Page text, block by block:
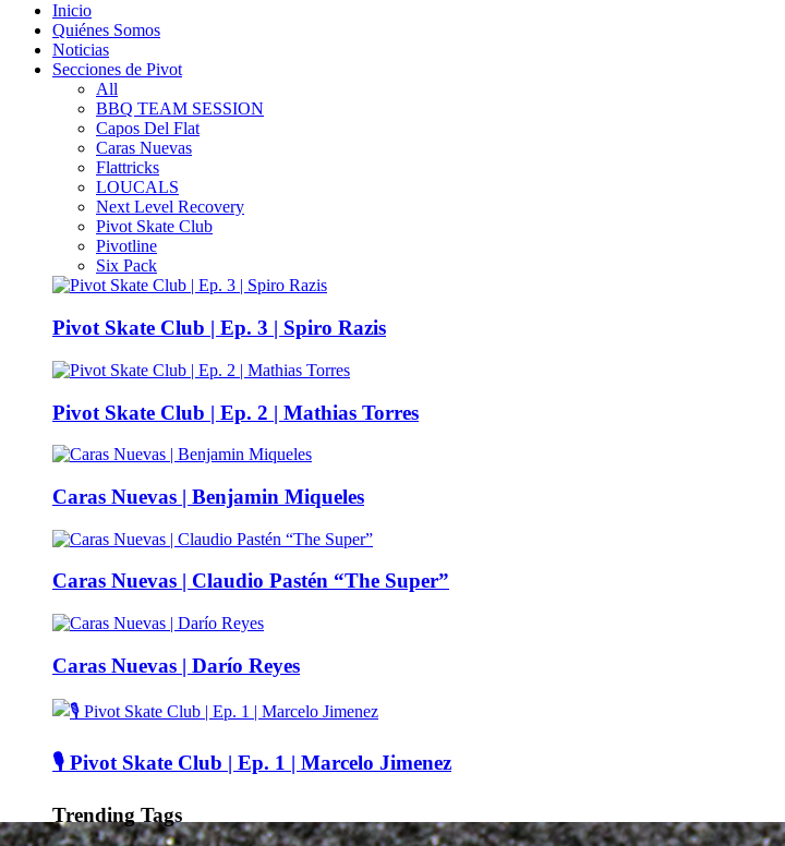
Inicio
Quiénes Somos
Noticias
Secciones de Pivot
All
BBQ TEAM SESSION
Capos Del Flat
Caras Nuevas
Flattricks
LOUCALS
Next Level Recovery
Pivot Skate Club
Pivotline
Six Pack
Pivot Skate Club | Ep. 3 | Spiro Razis
Pivot Skate Club | Ep. 2 | Mathias Torres
Caras Nuevas | Benjamin Miqueles
Caras Nuevas | Claudio Pastén “The Super”
Caras Nuevas | Darío Reyes
🎙️ Pivot Skate Club | Ep. 1 | Marcelo Jimenez
Trending Tags